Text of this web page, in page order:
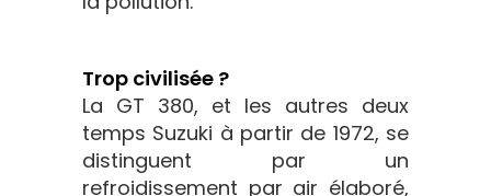
Trop civilisée ?
La GT 380, et les autres deux
temps Suzuki à partir de 1972, se
distinguent par un
refroidissement par air élaboré,